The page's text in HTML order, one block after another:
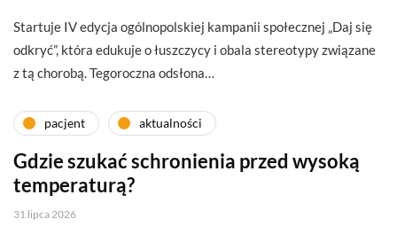
Startuje IV edycja ogólnopolskiej kampanii społecznej „Daj się
odkryć”, która edukuje o łuszczycy i obala stereotypy związane
z tą chorobą. Tegoroczna odsłona…
pacjent aktualności
Gdzie szukać schronienia przed wysoką
temperaturą?
31 lipca 2026